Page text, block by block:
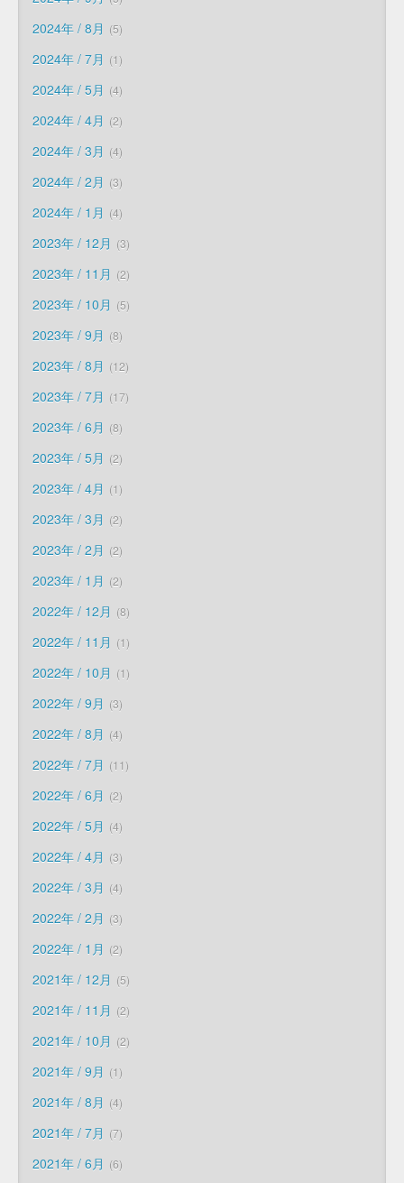
2024年 / 8月 5
2024年 / 7月 1
2024年 / 5月 4
2024年 / 4月 2
2024年 / 3月 4
2024年 / 2月 3
2024年 / 1月 4
2023年 / 12月 3
2023年 / 11月 2
2023年 / 10月 5
2023年 / 9月 8
2023年 / 8月 12
2023年 / 7月 17
2023年 / 6月 8
2023年 / 5月 2
2023年 / 4月 1
2023年 / 3月 2
2023年 / 2月 2
2023年 / 1月 2
2022年 / 12月 8
2022年 / 11月 1
2022年 / 10月 1
2022年 / 9月 3
2022年 / 8月 4
2022年 / 7月 11
2022年 / 6月 2
2022年 / 5月 4
2022年 / 4月 3
2022年 / 3月 4
2022年 / 2月 3
2022年 / 1月 2
2021年 / 12月 5
2021年 / 11月 2
2021年 / 10月 2
2021年 / 9月 1
2021年 / 8月 4
2021年 / 7月 7
2021年 / 6月 6